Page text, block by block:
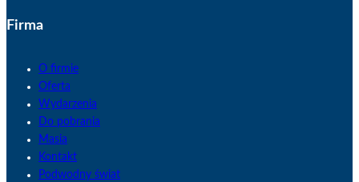
Firma
O firmie
Oferta
Wydarzenia
Do pobrania
Masia
Kontakt
Podwodny świat